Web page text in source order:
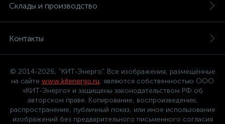
Склады и производство
Контакты
© 2014-2026, "КИТ-Энерго". Все изображения, размещённые
на сайте www.kitenergo.ru, являются собственностью ООО
«КИТ-Энерго» и защищены законодательством РФ об
авторском праве. Копирование, воспроизведение,
распространение, публичный показ, или иное использование
изображений без предварительного письменного согласия